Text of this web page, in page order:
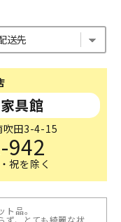
具館
吹田3-4-15
942
祝を除く
品。